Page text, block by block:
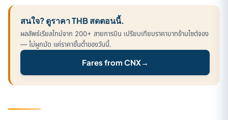
สนใจ? ดูราคา THB สดตอนนี้.
ผลลัพธ์เรียลไทม์จาก 200+ สายการบิน เปรียบเทียบราคาบาทข้ามไซต์จอง
— ไม่ผูกมัด แค่ราคาขั้นต่ำของวันนี้.
Fares from CNX→